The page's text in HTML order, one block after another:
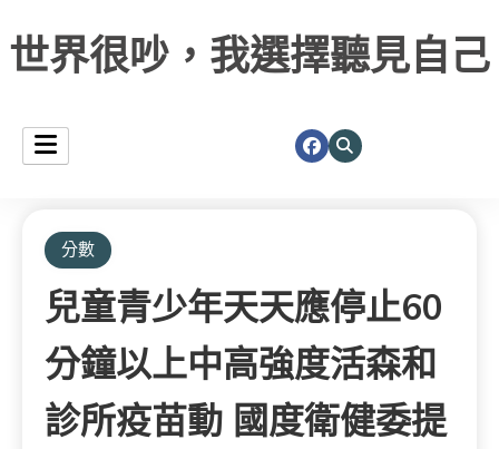
世界很吵，我選擇聽見自己
分數
兒童青少年天天應停止60
分鐘以上中高強度活森和
診所疫苗動 國度衛健委提